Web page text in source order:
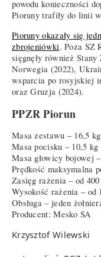
powodu konieczności
Pioruny trafiły do linii
Pioruny okazały się
zbrojeniówki. Poza SZ
sięgnęły również
Norwegia (2022),
wsparcia po rosyjskiej
oraz Gruzja (2024).
PPZR Piorun
Masa zestawu – 16,5 kg
Masa pocisku – 10,5 kg
Masa głowicy bojowej
Prędkość maksymalna
Zasięg rażenia – od
Wysokość rażenia – od
Obsługa – jeden
Producent: Mesko SA
Krzysztof Wilewski